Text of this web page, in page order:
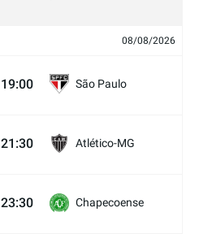
08/08/2026
19:00 São Paulo
21:30 Atlético-MG
23:30 Chapecoense